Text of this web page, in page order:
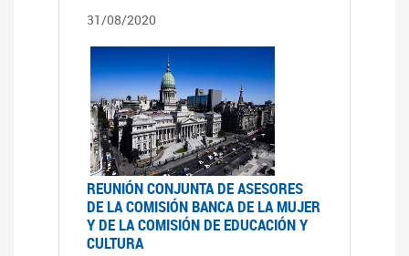
31/08/2020
REUNIÓN CONJUNTA DE ASESORES
DE LA COMISIÓN BANCA DE LA MUJER
Y DE LA COMISIÓN DE EDUCACIÓN Y
CULTURA